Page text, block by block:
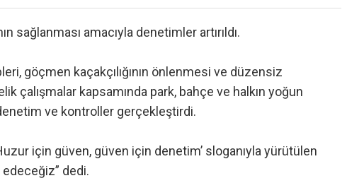
sağlanması amacıyla denetimler artırıldı.
göçmen kaçakçılığının önlenmesi ve düzensiz
çalışmalar kapsamında park, bahçe ve halkın yoğun
ve kontroller gerçekleştirdi.
için güven, güven için denetim’ sloganıyla yürütülen
edeceğiz” dedi.